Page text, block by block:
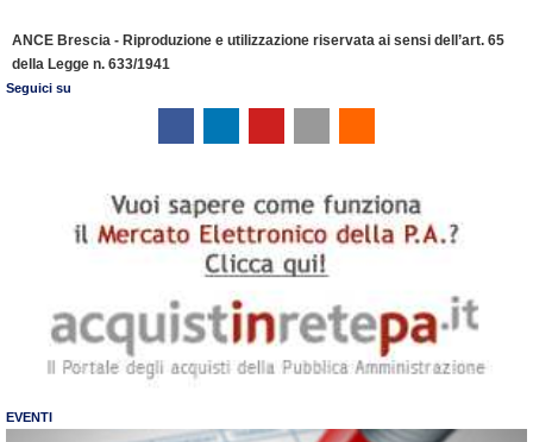
ANCE Brescia - Riproduzione e utilizzazione riservata ai sensi dell’art. 65
della Legge n. 633/1941
Seguici su
EVENTI